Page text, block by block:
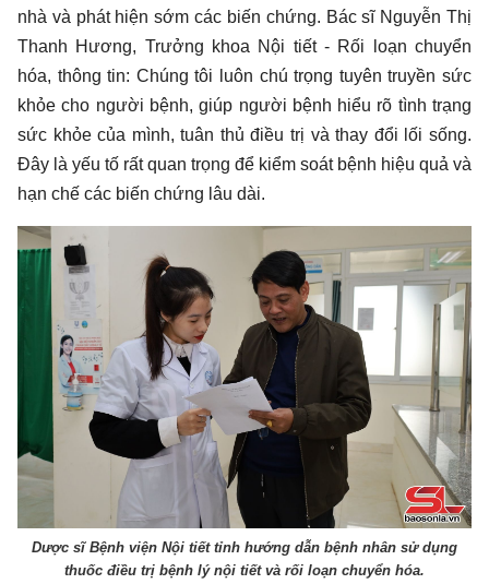
nhà và phát hiện sớm các biến chứng. Bác sĩ Nguyễn Thị
Thanh Hương, Trưởng khoa Nội tiết - Rối loạn chuyển
hóa, thông tin: Chúng tôi luôn chú trọng tuyên truyền sức
khỏe cho người bệnh, giúp người bệnh hiểu rõ tình trạng
sức khỏe của mình, tuân thủ điều trị và thay đổi lối sống.
Đây là yếu tố rất quan trọng để kiểm soát bệnh hiệu quả và
hạn chế các biến chứng lâu dài.
Dược sĩ Bệnh viện Nội tiết tỉnh hướng dẫn bệnh nhân sử dụng
thuốc điều trị bệnh lý nội tiết và rối loạn chuyển hóa.